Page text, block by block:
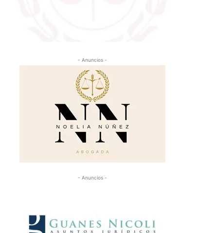
- Anuncios -
- Anuncios -